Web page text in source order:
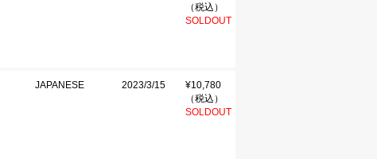
（税込）
SOLDOUT
JAPANESE 2023/3/15
¥10,780
（税込）
SOLDOUT